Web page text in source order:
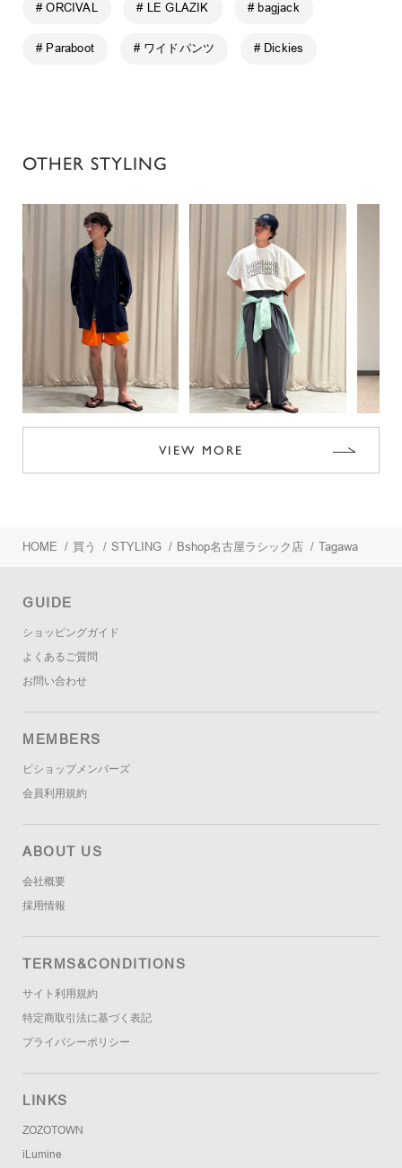
# ORCIVAL # LE GLAZIK # bagjack
# Paraboot # ワイドパンツ # Dickies
OTHER STYLING
VIEW MORE
HOME / 買う / STYLING / Bshop名古屋ラシック店 / Tagawa
GUIDE
ショッピングガイド
よくあるご質問
お問い合わせ
MEMBERS
ビショップメンバーズ
会員利用規約
ABOUT US
会社概要
採用情報
TERMS&CONDITIONS
サイト利用規約
特定商取引法に基づく表記
プライバシーポリシー
LINKS
ZOZOTOWN
iLumine